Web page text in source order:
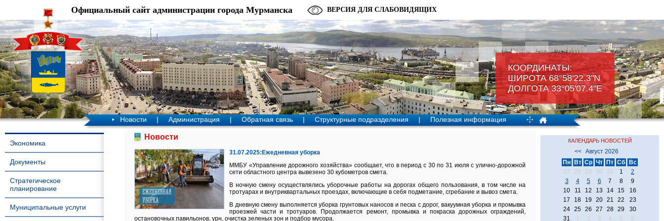
КООРДИНАТЫ:
ШИРОТА 68°58'22.3"N
ДОЛГОТА 33°05'07.4"Е
Официальный сайт администрации города Мурманска ВЕРСИЯ ДЛЯ СЛАБОВИДЯЩИХ
Новости | Администрация | Обратная связь | Структурные подразделения | Полезная информация
Экономика
Документы
Стратегическое
планирование
Муниципальные услуги
Новости
31.07.2025:Ежедневная уборка
ММБУ «Управление дорожного хозяйства» сообщает, что в период с 30 по 31 июля с улично-дорожной
сети областного центра вывезено 30 кубометров смета.
В ночную смену осуществлялись уборочные работы на дорогах общего пользования, в том числе на
тротуарах и внутриквартальных проездах, включающие в себя подметание, сгребание и вывоз смета.
В дневную смену выполняется уборка грунтовых наносов и песка с дорог, вакуумная уборка и промывка
проезжей части и тротуаров. Продолжается ремонт, промывка и покраска дорожных ограждений,
остановочных павильонов, урн, очистка зеленых зон и подбор мусора.
КАЛЕНДАРЬ НОВОСТЕЙ
<<
Август 2026
Пн
Вт Ср Чт Пт Сб
Вс
27
28 29 30 31 1
2
3
4 5 6 7 8
9
10
11 12 13 14 15
16
17
18 19 20 21 22
23
24 25 26 27 28 29
30
31
1 2 3 4 5 6